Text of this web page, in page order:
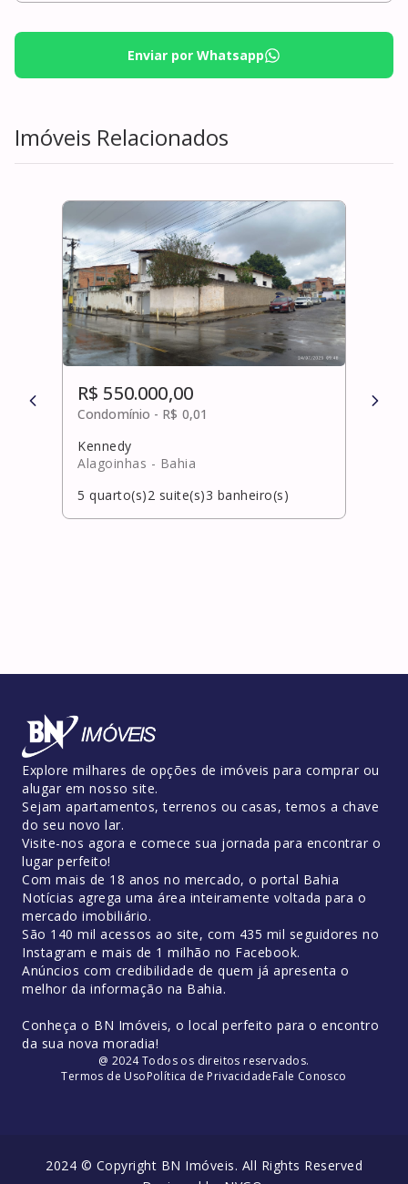
Enviar por Whatsapp
Imóveis Relacionados
R$ 550.000,00
Condomínio - R$ 0,01
Kennedy
Alagoinhas - Bahia
5 quarto(s)2 suite(s)3 banheiro(s)
R$
Explore milhares de opções de imóveis para comprar ou
alugar em nosso site.
Sejam apartamentos, terrenos ou casas, temos a chave
do seu novo lar.
Visite-nos agora e comece sua jornada para encontrar o
lugar perfeito!
Com mais de 18 anos no mercado, o portal Bahia
Notícias agrega uma área inteiramente voltada para o
mercado imobiliário.
São 140 mil acessos ao site, com 435 mil seguidores no
Instagram e mais de 1 milhão no Facebook.
Anúncios com credibilidade de quem já apresenta o
melhor da informação na Bahia.
Conheça o BN Imóveis, o local perfeito para o encontro
da sua nova moradia!
@ 2024 Todos os direitos reservados.
Termos de UsoPolítica de PrivacidadeFale Conosco
2024 © Copyright BN Imóveis. All Rights Reserved